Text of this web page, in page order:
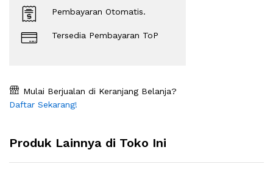
Pembayaran Otomatis.
Tersedia Pembayaran ToP
Mulai Berjualan di Keranjang Belanja?
Daftar Sekarang!
Produk Lainnya di Toko Ini